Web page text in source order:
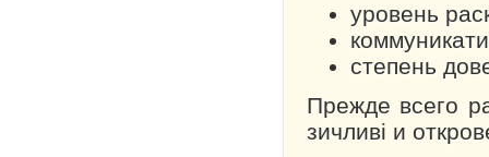
уровень
степень
Прежде всего
зичливі и